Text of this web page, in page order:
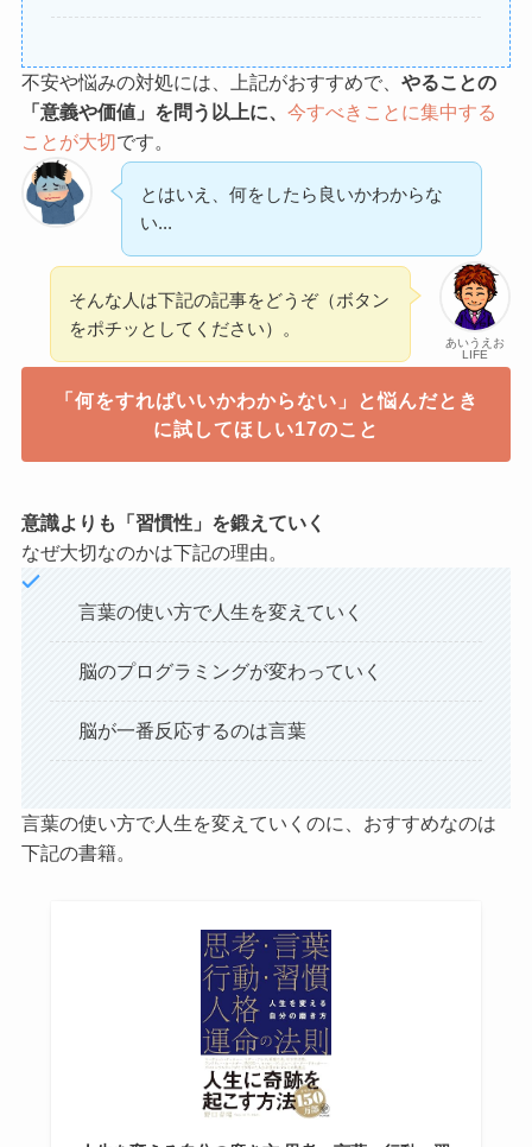
不安や悩みの対処には、上記がおすすめで、 やることの
「意義や価値」を問う以上に、 今すべきことに集中する
ことが大切です。
とはいえ、何をしたら良いかわからな
い...
あいうえお
LIFE
そんな人は下記の記事をどうぞ（ボタン
をポチッとしてください）。
「何をすればいいかわからない」と悩んだとき
に試してほしい17のこと
意識よりも「習慣性」を鍛えていく
なぜ大切なのかは下記の理由。
言葉の使い方で人生を変えていく
脳のプログラミングが変わっていく
脳が一番反応するのは言葉
言葉の使い方で人生を変えていくのに、おすすめなのは
下記の書籍。